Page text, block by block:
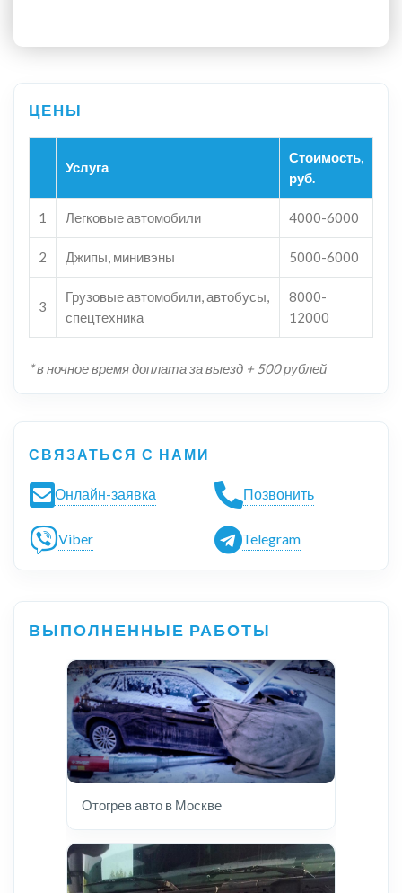
Услуга
Стоимость,
руб.
1 Легковые автомобили 4000-6000
2 Джипы, минивэны 5000-6000
3
Грузовые автомобили, автобусы,
спецтехника
8000-
12000
* в ночное время доплата за выезд + 500 рублей
СВЯЗАТЬСЯ С НАМИ
Онлайн-заявка Позвонить
Viber Telegram
ВЫПОЛНЕННЫЕ РАБОТЫ
Отогрев авто в Москве